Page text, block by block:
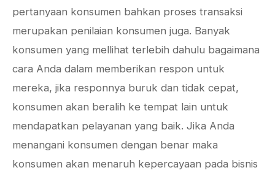
pertanyaan konsumen bahkan proses transaksi
merupakan penilaian konsumen juga. Banyak
konsumen yang mellihat terlebih dahulu bagaimana
cara Anda dalam memberikan respon untuk
mereka, jika responnya buruk dan tidak cepat,
konsumen akan beralih ke tempat lain untuk
mendapatkan pelayanan yang baik. Jika Anda
menangani konsumen dengan benar maka
konsumen akan menaruh kepercayaan pada bisnis